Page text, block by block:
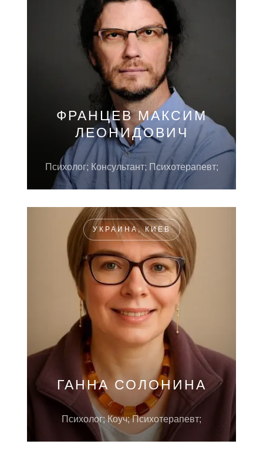
ФРАНЦЕВ МАКСИМ
ЛЕОНИДОВИЧ
Психолог; Консультант; Психотерапевт;
УКРАИНА, КИЕВ
ГАННА СОЛОНИНА
Психолог; Коуч; Психотерапевт;